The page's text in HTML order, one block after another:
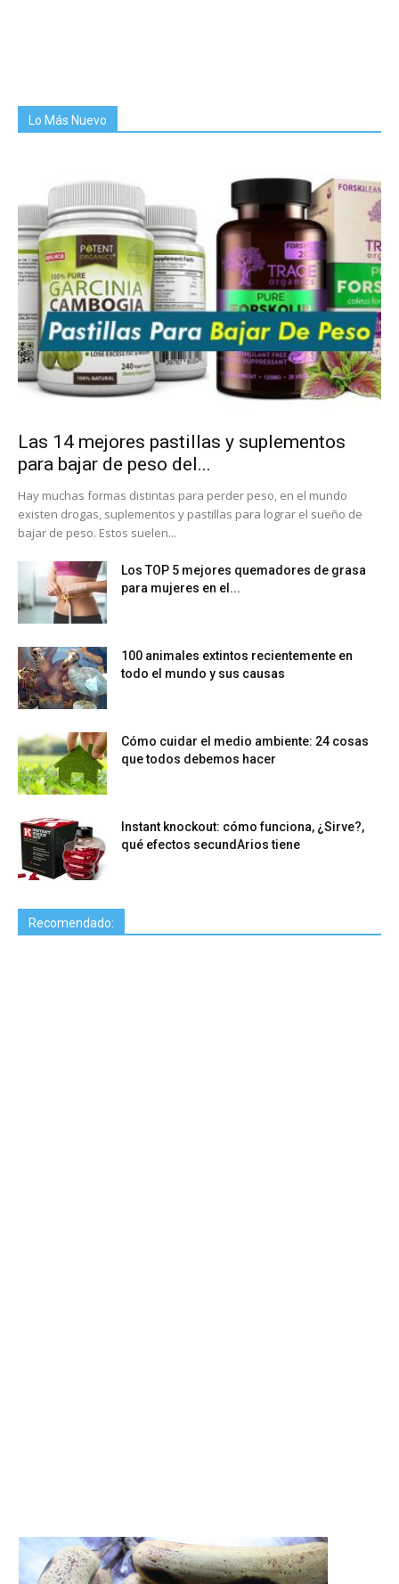
Lo Más Nuevo
Las 14 mejores pastillas y suplementos
para bajar de peso del...
Hay muchas formas distintas para perder peso, en el mundo
existen drogas, suplementos y pastillas para lograr el sueño de
bajar de peso. Estos suelen...
Los TOP 5 mejores quemadores de grasa
para mujeres en el...
100 animales extintos recientemente en
todo el mundo y sus causas
Cómo cuidar el medio ambiente: 24 cosas
que todos debemos hacer
Instant knockout: cómo funciona, ¿Sirve?,
qué efectos secundArios tiene
Recomendado: